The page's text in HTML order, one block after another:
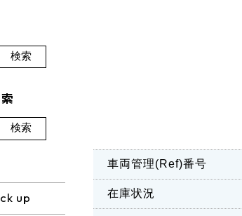
車両管理(Ref)番号
在庫状況
検索
検索
up